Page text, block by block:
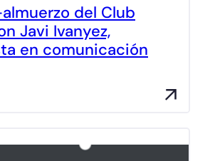
del Club
Javi Ivanyez,
en comunicación